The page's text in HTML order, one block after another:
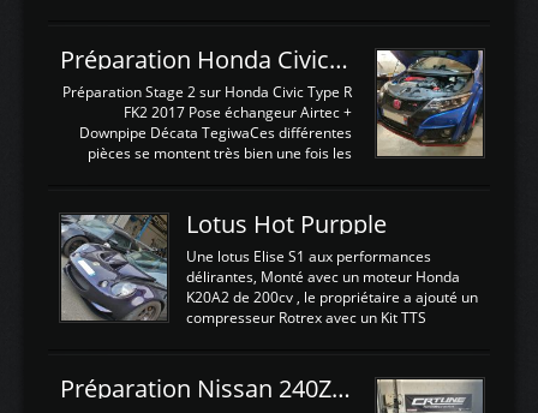
d'envoyer l'information de la large bande
dans le boitier. sydney sweeney deepfake
La sortie 0-5V de l'afr sera connectée sur
l'entrée AN Volt 8 et GndAN pour
Analogique, et Volt car l'information est une
tension (Pas une résistance variable d'un
est temps de brancher le ...
Préparation Honda Civic Type R FK2
Préparation Stage 2 sur Honda Civic Type R
FK2 2017 Pose échangeur Airtec +
Downpipe Décata TegiwaCes différentes
pièces se montent très bien une fois les
légere découpe du plastique inferieur,
negénant en rien la structure ou le
fonctionnement du fond plat. Une
reprogrammation Stage 2 est faite sur le
calculateur d'origine. Une alternative
économique au passage sur Hondata
d'origine 310cv et 400Nn , Une fois
reprogrammé et les ...
Lotus Hot Purpple
Une lotus Elise S1 aux performances
délirantes, Monté avec un moteur Honda
K20A2 de 200cv , le propriétaire a ajouté un
compresseur Rotrex avec un Kit TTS
d'augmenter la puissance de son moteur:
un watercooler a été ajouté. 300Cv sans
Préparation Nissan 240Z SR20DET